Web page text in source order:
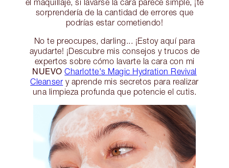
el maquillaje, si lavarse la cara parece simple, ¡te
sorprendería de la cantidad de errores que
podrías estar cometiendo!
No te preocupes, darling... ¡Estoy aquí para
ayudarte! ¡Descubre mis consejos y trucos de
expertos sobre cómo lavarte la cara con mi
NUEVO Charlotte's Magic Hydration Revival
Cleanser y aprende mis secretos para realizar
una limpieza profunda que potencie el cutis.